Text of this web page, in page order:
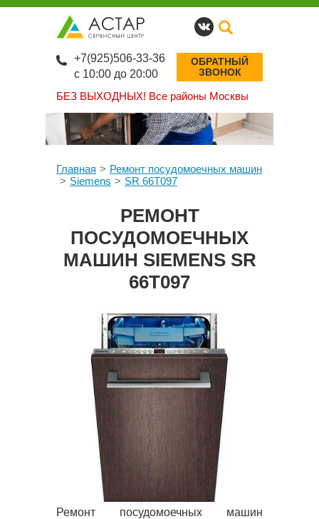
БЕЗ ВЫХОДНЫХ! Все районы Москвы
+7(925)506-33-36
с 10:00 до 20:00
ОБРАТНЫЙ
ЗВОНОК
Главная
Ремонт посудомоечных машин
Siemens
SR 66T097
РЕМОНТ
ПОСУДОМОЕЧНЫХ
МАШИН SIEMENS SR
66T097
Ремонт посудомоечных машин